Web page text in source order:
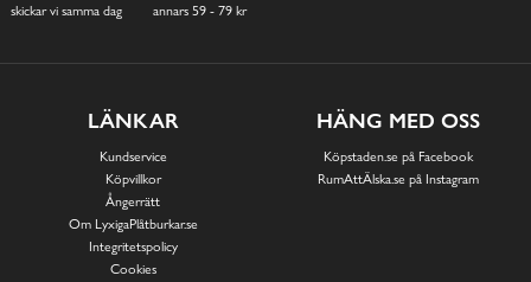
skickar vi samma dag
annars 59 - 79 kr
LÄNKAR
Kundservice
Köpvillkor
Ångerrätt
Om LyxigaPlåtburkar.se
Integritetspolicy
Cookies
HÄNG MED OSS
Köpstaden.se på Facebook
RumAttÄlska.se på Instagram